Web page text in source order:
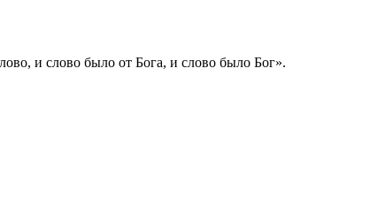
и слово было от Бога, и слово было Бог».